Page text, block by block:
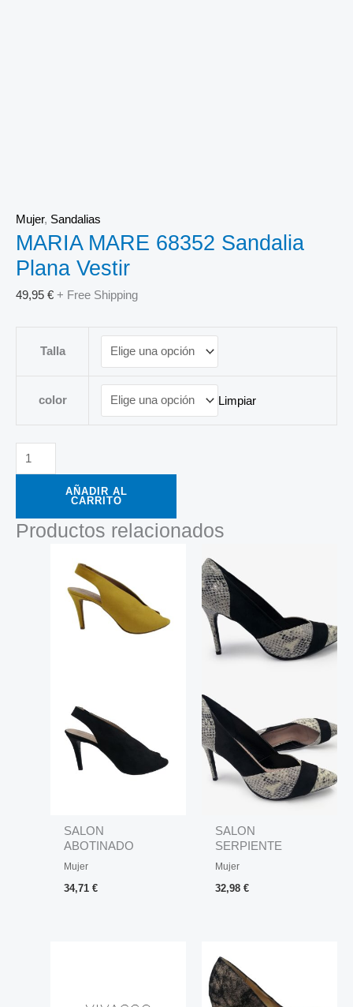
Mujer, Sandalias
MARIA MARE 68352 Sandalia
Plana Vestir
49,95 € + Free Shipping
Talla
color Limpiar
AÑADIR AL
CARRITO
Productos relacionados
SALON
ABOTINADO
DESPUNTADO
Mujer
34,71€
SALON
SERPIENTE
Mujer
32,98€